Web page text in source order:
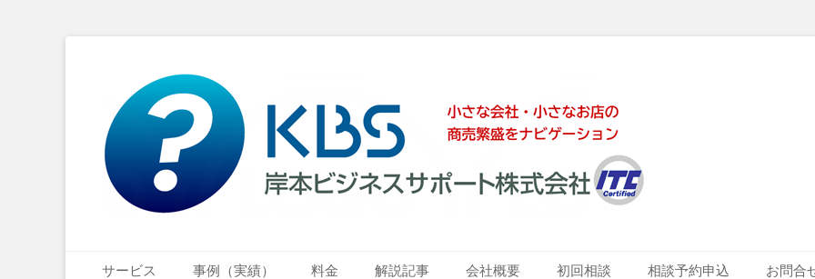
岸本ビジネスサポート株式会社
小さな会社・小さなお店のIT経営をナビゲーション
Primary Menu
サービス 事例（実績） 料金 解説記事 会社概要 初回相談 相談予約申込 お問合